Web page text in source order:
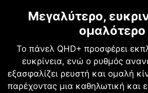
Μεγαλύτερο,
ομαλότερο
Το πάνελ QHD+ προσφέρει
ευκρίνεια, ενώ ο ρυθμός
εξασφαλίζει ρευστή και ομαλή
παρέχοντας μια καθηλωτική και